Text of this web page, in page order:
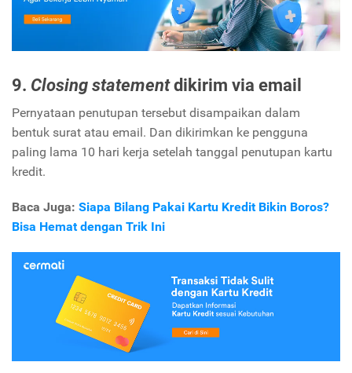
9. Closing statementdikirim via email
Pernyataan penutupan tersebut disampaikan dalam
bentuk surat atau email. Dan dikirimkan ke pengguna
paling lama 10 hari kerja setelah tanggal penutupan kartu
kredit.
Baca Juga: Siapa Bilang Pakai Kartu Kredit Bikin Boros?
Bisa Hemat dengan Trik Ini